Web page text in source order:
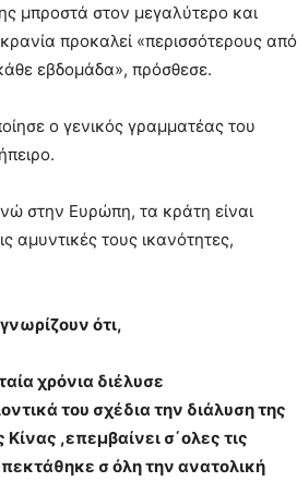
μπροστά στον μεγαλύτερο και
προκαλεί «περισσότερους από
εβδομάδα», πρόσθεσε.
ο γενικός γραμματέας του
στην Ευρώπη, τα κράτη είναι
τους ικανότητες,
ότι,
χρόνια διέλυσε
του σχέδια την διάλυση της
,επεμβαίνει σ΄ολες τις
σ όλη την ανατολική